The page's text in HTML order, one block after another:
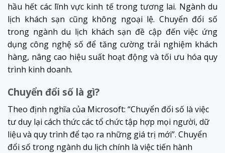
hầu hết các lĩnh vực kinh tế trong tương lai. Ngành du
lịch khách sạn cũng không ngoại lệ. Chuyển đổi số
trong ngành du lịch khách sạn đề cập đến việc ứng
dụng công nghệ số để tăng cường trải nghiệm khách
hàng, nâng cao hiệu suất hoạt động và tối ưu hóa quy
trình kinh doanh.
Chuyển đổi số là gì?
Theo định nghĩa của Microsoft: “Chuyển đổi số là việc
tư duy lại cách thức các tổ chức tập hợp mọi người, dữ
liệu và quy trình để tạo ra những giá trị mới”. Chuyển
đổi số trong ngành du lịch chính là việc tiến hành